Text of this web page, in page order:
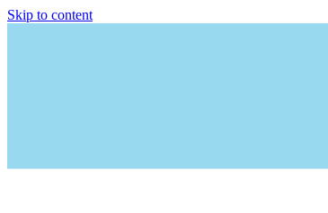
Skip to content